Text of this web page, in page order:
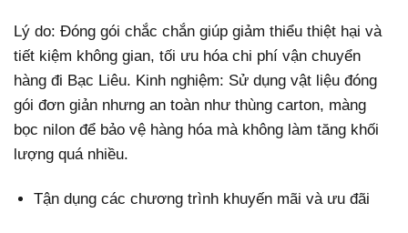
Lý do: Đóng gói chắc chắn giúp giảm thiểu thiệt hại và
tiết kiệm không gian, tối ưu hóa chi phí vận chuyển
hàng đi Bạc Liêu. Kinh nghiệm: Sử dụng vật liệu đóng
gói đơn giản nhưng an toàn như thùng carton, màng
bọc nilon để bảo vệ hàng hóa mà không làm tăng khối
lượng quá nhiều.
Tận dụng các chương trình khuyến mãi và ưu đãi